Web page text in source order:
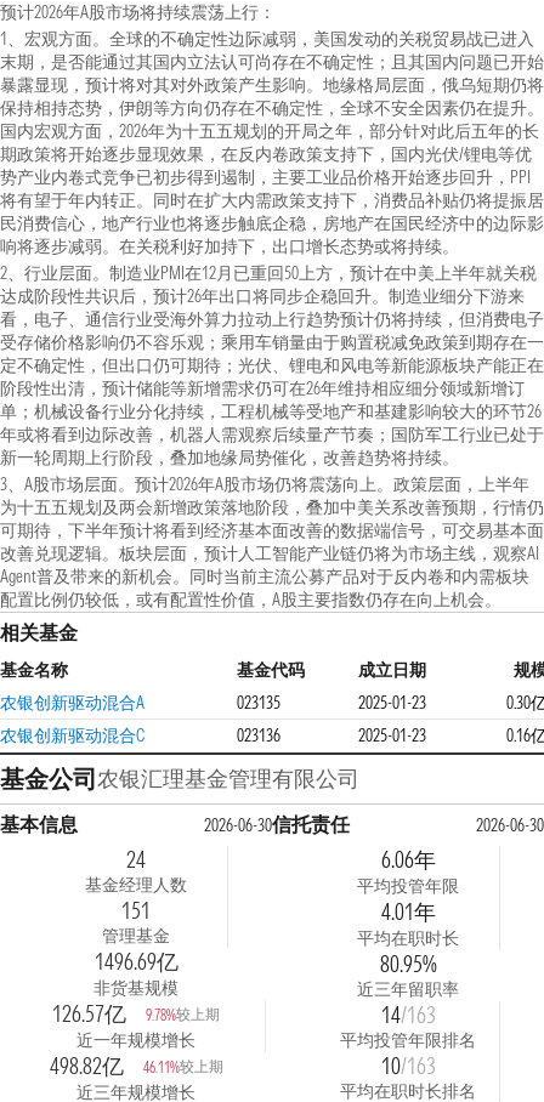
预计2026年A股市场将持续震荡上行：
1、宏观方面。全球的不确定性边际减弱，美国发动的关税贸易战已进入
末期，是否能通过其国内立法认可尚存在不确定性；且其国内问题已开始
暴露显现，预计将对其对外政策产生影响。地缘格局层面，俄乌短期仍将
保持相持态势，伊朗等方向仍存在不确定性，全球不安全因素仍在提升。
国内宏观方面，2026年为十五五规划的开局之年，部分针对此后五年的长
期政策将开始逐步显现效果，在反内卷政策支持下，国内光伏/锂电等优
势产业内卷式竞争已初步得到遏制，主要工业品价格开始逐步回升，PPI
将有望于年内转正。同时在扩大内需政策支持下，消费品补贴仍将提振居
民消费信心，地产行业也将逐步触底企稳，房地产在国民经济中的边际影
响将逐步减弱。在关税利好加持下，出口增长态势或将持续。
2、行业层面。制造业PMI在12月已重回50上方，预计在中美上半年就关税
达成阶段性共识后，预计26年出口将同步企稳回升。制造业细分下游来
看，电子、通信行业受海外算力拉动上行趋势预计仍将持续，但消费电子
受存储价格影响仍不容乐观；乘用车销量由于购置税减免政策到期存在一
定不确定性，但出口仍可期待；光伏、锂电和风电等新能源板块产能正在
阶段性出清，预计储能等新增需求仍可在26年维持相应细分领域新增订
单；机械设备行业分化持续，工程机械等受地产和基建影响较大的环节26
年或将看到边际改善，机器人需观察后续量产节奏；国防军工行业已处于
新一轮周期上行阶段，叠加地缘局势催化，改善趋势将持续。
3、A股市场层面。预计2026年A股市场仍将震荡向上。政策层面，上半年
为十五五规划及两会新增政策落地阶段，叠加中美关系改善预期，行情仍
可期待，下半年预计将看到经济基本面改善的数据端信号，可交易基本面
改善兑现逻辑。板块层面，预计人工智能产业链仍将为市场主线，观察AI
Agent普及带来的新机会。同时当前主流公募产品对于反内卷和内需板块
配置比例仍较低，或有配置性价值，A股主要指数仍存在向上机会。
相关基金
基金名称 基金代码 成立日期
规
农银创新驱动混合A
023135 2025-01-23
0.30
农银创新驱动混合C
023136 2025-01-23 0.16
基金公司农银汇理基金管理有限公司
基本信息 2026-06-30
24
基金经理人数
151
管理基金
1496.69亿
非货基规模
126.57亿 9.78%较上期
近一年规模增长
498.82亿 46.11%较上期
近三年规模增长
信托责任 2026-06-30
6.06年
平均投管年限
4.01年
平均在职时长
80.95%
近三年留职率
14/163
平均投管年限排名
10/163
平均在职时长排名